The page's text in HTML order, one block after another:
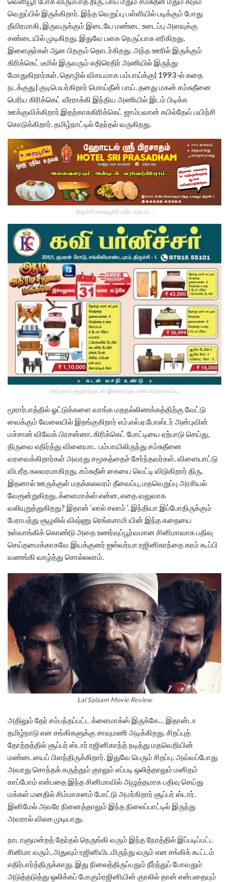
வெறுப்பில் இருக்கிறார். இந்த வெறுப்பு பள்ளியில் படிக்கும் போது
தீவிரமாகி, இருவருக்கும் இடையே மண்டை உடைப்பு அளவுக்கு
சண்டையில் முடிகிறது. இதுவே பகை நெருப்பாக எரிகிறது.
இளைஞர்கள் ஆன பிறகும் தொடர்கிறது. அந்த ஊரில் இருக்கும்
கிரிக்கெட் டீமில் இருவரும் எதிரெதிர் அணியில் இருந்து
மோதுகிறார்கள். தொழில் விசயமாக பம்பாய்க்கு( 1993-ல் கதை
நடக்குது) குடிபெயர்கிறார் மொய்தீன் பாய். தனது மகன் சம்சுதீனை
பெரிய கிரிக்கெட் வீரராக்கி இந்திய அணியில் இடம் பிடிக்க
ஊக்குவிக்கிறார்.இதற்காககிரிக்கெட் ஜாம்பவான் கபில்தேவ் பயிற்சி
கொடுக்கிறார். தமிழ்நாட்டில் தேர்தல் வருகிறது.
திருச்சி உறையூரில் புதிய உதயம்...
அங்குசம் குழுமத்துடன் இணைந்து பணியாற்ற வாய்ப்பு.
மூரார்பாத்தில் ஓட்டுக்களை வாங்க மதநல்லிணக்கத்திற்கு வேட்டு
வைக்கும் வேலையில் இறங்குகிறார் எம்.எல்.ஏ.போஸ்டர் அன்புவின்
மச்சான் விவேக் பிரசன்னா. கிரிக்கெட் போட்டியை ஏற்பாடு செய்து,
திருவை எதிர்த்து விளையாட பம்பாயிலிருந்து சம்சுதீனை
வரவைக்கிறார்கள் அவரது சமூகத்தைச் சேர்ந்தவர்கள். விளையாட்டு
விபரீத கலவரமாகிறது. சம்சுதீன் கையை வெட்டி விடுகிறார் திரு.
இதனால் ஊருக்குள் மதக்கலவரம் தீவைப்பு, மதவெறுப்பு அரசியல்
வேரூன்றுகிறது. க்ளைமாக்ஸ் என்ன, எதை வலுவாக
வலியுறுத்துகிறது? இதான் ‘லால் சலாம் ‘. இந்தியா இப்போதிருக்கும்
பேராபத்து சூழலில் விஷ்ணு ரெங்கசாமி யின் இந்த கதையை
உள்வாங்கிக் கொண்டு அதை உணர்வுப்பூர்வமான சினிமாவாக பதிவு
செய்தமைக்காகவே இயக்குனர் ஐஸ்வர்யா ரஜினிகாந்தை கரம் கூப்பி
வணங்கி வாழ்த்து சொல்லலாம்.
Lal Salaam Movie Review
அதிலும் தேர் சம்பந்தப்பட்ட க்ளைமாக்ஸ் இருக்கே… இதான்டா
தமிழ்நாடு என சங்கிகளுக்கு சாவுமணி அடிக்கிறது. சிறப்புத்
தோற்றத்தில் சூப்பர் ஸ்டார் ரஜினிகாந்த் நடித்து மதவெறியின்
மண்டையைப் பிளந்திருக்கிறார். இதுவே பெரும் சிறப்பு. அவ்வப்போது
அவரது சொந்தக் கருத்தும் குரலும் எப்படி ஒலித்தாலும் மனிதம்
காப்போம் என்பதை இந்த சினிமாவில் அழுத்தமாக பதிவு செய்து
மக்கள் மனதில் சிம்மாசனம் போட்டு அமர்கிறார் சூப்பர் ஸ்டார்.
இனிமேல் அவரே நினைத்தாலும் இந்த நிலைப்பாட்டில் இருந்து
அவரால் விலக முடியாது.
நாடாளுமன்றத் தேர்தல் நெருங்கி வரும் இந்த நேரத்தில் இப்படிப்பட்ட
சினிமா வரும், அதுவும் ரஜினியிடமிருந்து வரும் என சங்கிக் கூட்டம்
எதிர்பார்த்திருக்காது. இது நிலைத்திருப்பதும் நீர்த்துப் போவதும்
அடுத்தடுத்து ஒலிக்கப் போகும்ரஜினியின் குரலில் தான் என்பதையும்